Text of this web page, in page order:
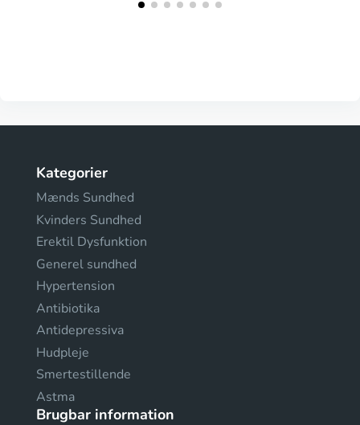
Kategorier
Mænds Sundhed
Kvinders Sundhed
Erektil Dysfunktion
Generel sundhed
Hypertension
Antibiotika
Antidepressiva
Hudpleje
Smertestillende
Astma
Brugbar information